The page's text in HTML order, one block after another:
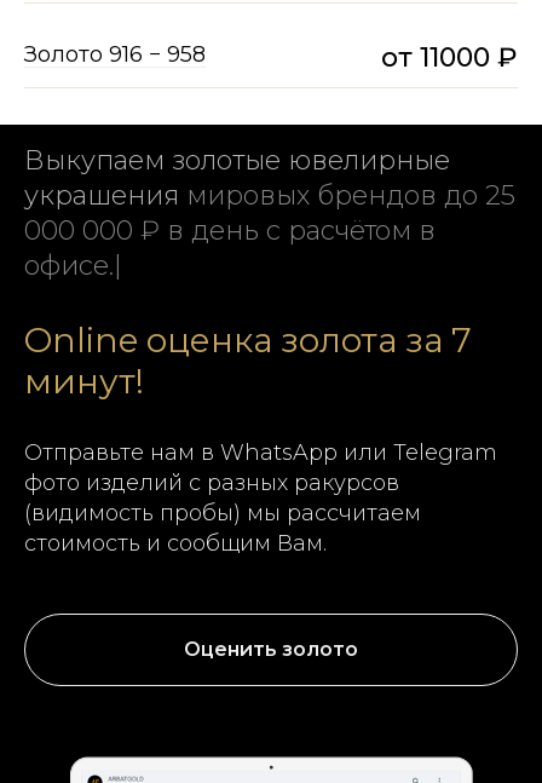
Золото 916 − 958 от 11000 ₽
Выкупаем золотые ювелирные
украшения мировых брендов до 25
000 000 ₽ в день с расчётом в
офисе.
Online оценка золота за 7
минут!
Отправьте нам в WhatsApp или Telegram
фото изделий с разных ракурсов
(видимость пробы) мы рассчитаем
стоимость и сообщим Вам.
Оценить золото